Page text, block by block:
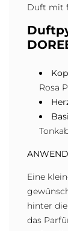
Duft mit
Rosa
Eine
hinter
das